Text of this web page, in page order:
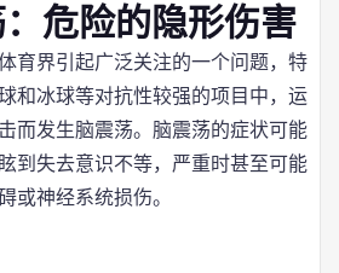
危险的隐形伤害
育界引起广泛关注的一个问题，特
和冰球等对抗性较强的项目中，运
而发生脑震荡。脑震荡的症状可能
到失去意识不等，严重时甚至可能
或神经系统损伤。